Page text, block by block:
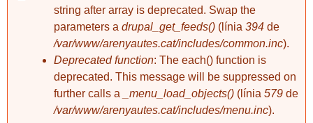
string after array is deprecated. Swap the
parameters a drupal_get_feeds() (línia 394 de
/var/www/arenyautes.cat/includes/common.inc).
Deprecated function: The each() function is
deprecated. This message will be suppressed on
further calls a
_menu_load_objects() (línia 579 de
/var/www/arenyautes.cat/includes/menu.inc).